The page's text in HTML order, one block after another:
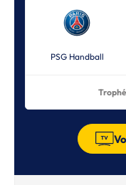
PSG Handball